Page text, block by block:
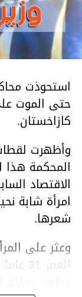
استحوذت
حتى الموت
كازاخستان.
وأظهرت
المحكمة هذا
الاقتصاد
امرأة شابة
شعرها.
وعثر على